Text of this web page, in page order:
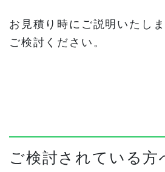
お見積り時にご説明いたし
ご検討ください。
ご検討されている方